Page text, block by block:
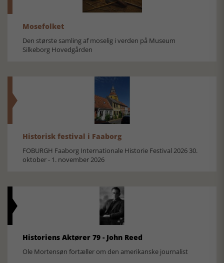
Mosefolket
Den største samling af moselig i verden på Museum
Silkeborg Hovedgården
Historisk festival i Faaborg
FOBURGH Faaborg Internationale Historie Festival 2026 30.
oktober - 1. november 2026
Historiens Aktører 79 - John Reed
Ole Mortensøn fortæller om den amerikanske journalist